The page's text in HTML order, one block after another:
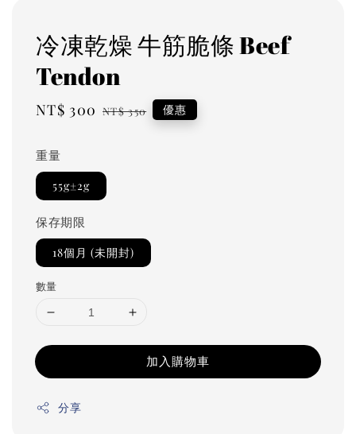
冷凍乾燥 牛筋脆條 Beef
Tendon
Sale
NT$ 300 Regular
NT$ 350 優惠
重量
55g±2g
保存期限
18個月 (未開封)
數量
加入購物車
分享